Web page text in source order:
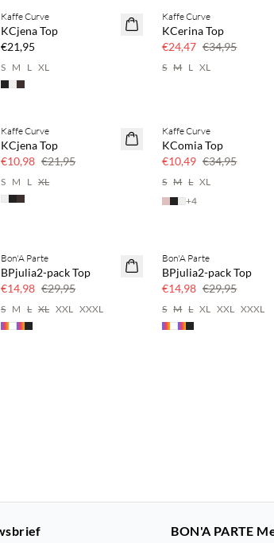
NEWS
Kaffe Curve
KCjena Top
€21,95
S M L XL
SAVE20
30% korting
Kaffe Curve
KCerina Top
€24,47 €34,95
S M L XL
50% korting
Kaffe Curve
KCjena Top
€10,98 €21,95
S M L XL
70% korting
Nog maar een paar
Kaffe Curve
KComia Top
€10,49 €34,95
S M L XL
+4
50% korting
Bon'A Parte
BPjulia2-pack Top
€14,98 €29,95
S M L XL XXL XXXL
50% korting
Bon'A Parte
BPjulia2-pack Top
€14,98 €29,95
S M L XL XXL XXXL
BON'A PARTE